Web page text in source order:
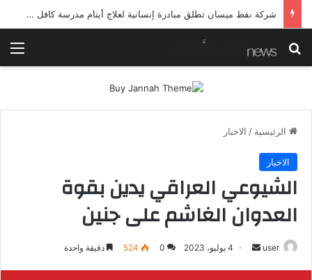
شرطة ميسان تلقي القبض على مطلقي العيارات النارية أثناء تشييع جنائزي في العمارة
بحث عن
الرئيسية / الاخبار
الاخبار
الشيوعي العراقي يدين بقوة
العدوان الغاشم على جنين
user
أرسل 4 يوليو، 2023 0
524 دقيقة واحدة